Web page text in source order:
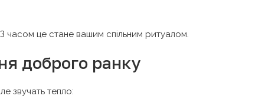
часом це стане вашим спільним ритуалом.
доброго ранку
звучать тепло: